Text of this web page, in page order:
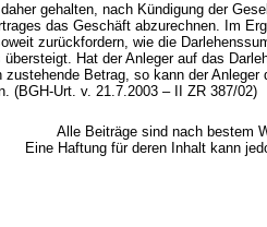
gehalten, nach Kündigung der
das Geschäft abzurechnen. Im
zurückfordern, wie die
übersteigt. Hat der Anleger auf das
zustehende Betrag, so kann der
(BGH-Urt. v. 21.7.2003 – II ZR 387/02)
Alle Beiträge sind nach bestem
Eine Haftung für deren Inhalt kann